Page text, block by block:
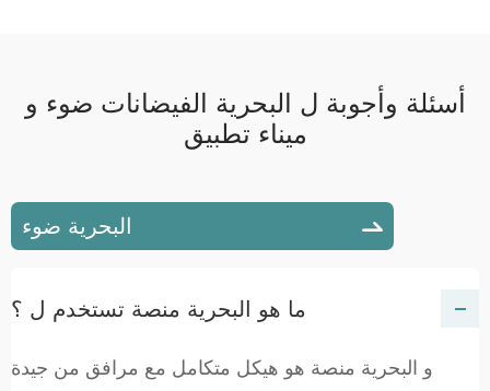
أسئلة وأجوبة ل البحرية الفيضانات ضوء و
ميناء تطبيق
البحرية ضوء 
ما هو البحرية منصة تستخدم ل ؟
و البحرية منصة هو هيكل متكامل مع مرافق من جيدة